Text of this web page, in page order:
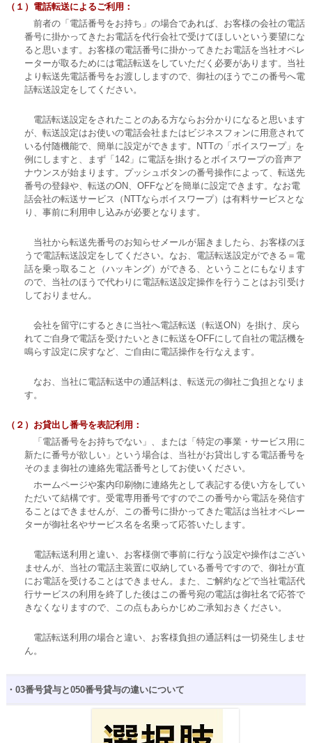
（１）電話転送によるご利用：
前者の「電話番号をお持ち」の場合であれば、お客様の会社の電話
番号に掛かってきたお電話を代行会社で受けてほしいという要望にな
ると思います。お客様の電話番号に掛かってきたお電話を当社オペレ
ーターが取るためには電話転送をしていただく必要があります。当社
より転送先電話番号をお渡ししますので、御社のほうでこの番号へ電
話転送設定をしてください。
電話転送設定をされたことのある方ならお分かりになると思います
が、転送設定はお使いの電話会社またはビジネスフォンに用意されて
いる付随機能で、簡単に設定ができます。NTTの「ボイスワープ」を
例にしますと、まず「142」に電話を掛けるとボイスワープの音声ア
ナウンスが始まります。プッシュボタンの番号操作によって、転送先
番号の登録や、転送のON、OFFなどを簡単に設定できます。なお電
話会社の転送サービス（NTTならボイスワープ）は有料サービスとな
り、事前に利用申し込みが必要となります。
当社から転送先番号のお知らせメールが届きましたら、お客様のほ
うで電話転送設定をしてください。なお、電話転送設定ができる＝電
話を乗っ取ること（ハッキング）ができる、ということにもなります
ので、当社のほうで代わりに電話転送設定操作を行うことはお引受け
しておりません。
会社を留守にするときに当社へ電話転送（転送ON）を掛け、戻ら
れてご自身で電話を受けたいときに転送をOFFにして自社の電話機を
鳴らす設定に戻すなど、ご自由に電話操作を行なえます。
なお、当社に電話転送中の通話料は、転送元の御社ご負担となりま
す。
（２）お貸出し番号を表記利用：
「電話番号をお持ちでない」、または「特定の事業・サービス用に
新たに番号が欲しい」という場合は、当社がお貸出しする電話番号を
そのまま御社の連絡先電話番号としてお使いください。
ホームページや案内印刷物に連絡先として表記する使い方をしてい
ただいて結構です。受電専用番号ですのでこの番号から電話を発信す
ることはできませんが、この番号に掛かってきた電話は当社オペレー
ターが御社名やサービス名を名乗って応答いたします。
電話転送利用と違い、お客様側で事前に行なう設定や操作はござい
ませんが、当社の電話主装置に収納している番号ですので、御社が直
にお電話を受けることはできません。また、ご解約などで当社電話代
行サービスの利用を終了した後はこの番号宛の電話は御社名で応答で
きなくなりますので、この点もあらかじめご承知おきください。
電話転送利用の場合と違い、お客様負担の通話料は一切発生しませ
ん。
・03番号貸与と050番号貸与の違いについて